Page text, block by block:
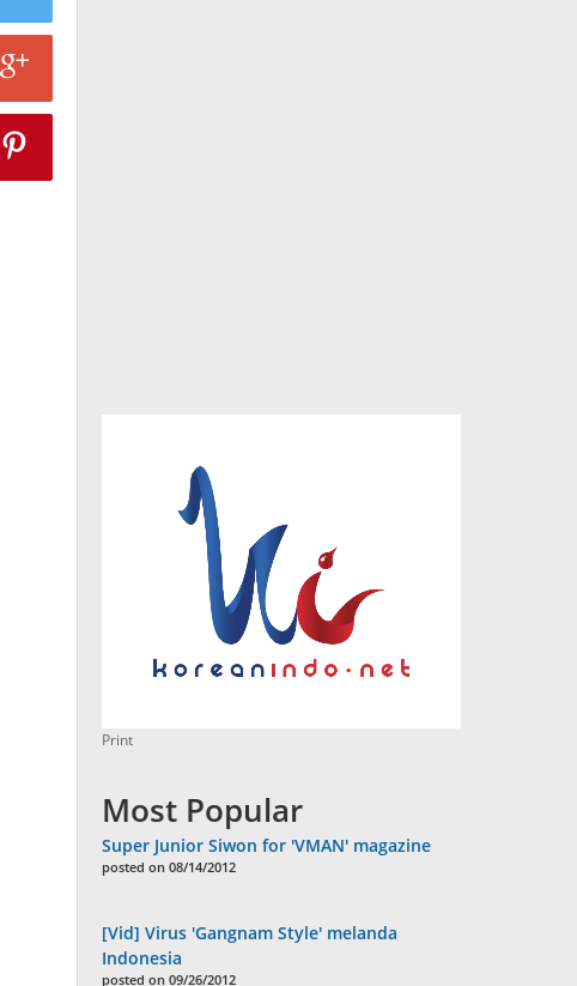
Print
Most Popular
Super Junior Siwon for 'VMAN' magazine
posted on 08/14/2012
[Vid] Virus 'Gangnam Style' melanda
Indonesia
posted on 09/26/2012